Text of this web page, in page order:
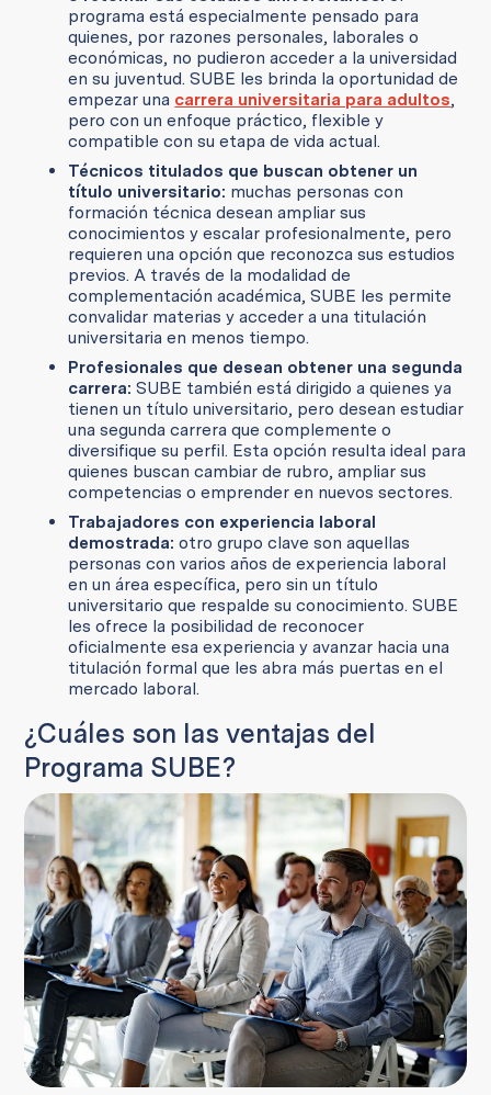
programa está especialmente pensado para
quienes, por razones personales, laborales o
económicas, no pudieron acceder a la universidad
en su juventud. SUBE les brinda la oportunidad de
empezar una carrera universitaria para adultos,
pero con un enfoque práctico, flexible y
compatible con su etapa de vida actual.
Técnicos titulados que buscan obtener un
título universitario: muchas personas con
formación técnica desean ampliar sus
conocimientos y escalar profesionalmente, pero
requieren una opción que reconozca sus estudios
previos. A través de la modalidad de
complementación académica, SUBE les permite
convalidar materias y acceder a una titulación
universitaria en menos tiempo.
Profesionales que desean obtener una segunda
carrera: SUBE también está dirigido a quienes ya
tienen un título universitario, pero desean estudiar
una segunda carrera que complemente o
diversifique su perfil. Esta opción resulta ideal para
quienes buscan cambiar de rubro, ampliar sus
competencias o emprender en nuevos sectores.
Trabajadores con experiencia laboral
demostrada: otro grupo clave son aquellas
personas con varios años de experiencia laboral
en un área específica, pero sin un título
universitario que respalde su conocimiento. SUBE
les ofrece la posibilidad de reconocer
oficialmente esa experiencia y avanzar hacia una
titulación formal que les abra más puertas en el
mercado laboral.
¿Cuáles son las ventajas del
Programa SUBE?